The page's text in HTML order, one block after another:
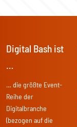
Digital Bash ist
…
… die größte Event-
Reihe der
Digitalbranche
(bezogen auf die